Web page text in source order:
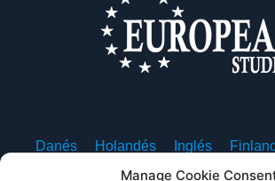
Manage Cookie
Danés Holandés Inglés
Islandés Italiano